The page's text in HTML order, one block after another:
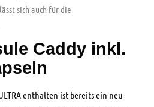
sich auch für die
Caddy inkl.
enthalten ist bereits ein neu